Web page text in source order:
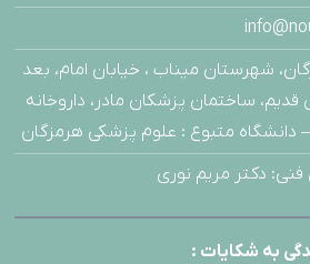
شهرستان میناب ، خیابان امام، بعد
قدیم، ساختمان پزشکان مادر، داروخانه
متبوع : علوم پزشکی هرمزگان
دکتر مریم نوری
به شکایات :